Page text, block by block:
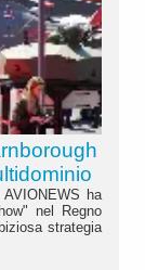
ha
nel Regno
strategia